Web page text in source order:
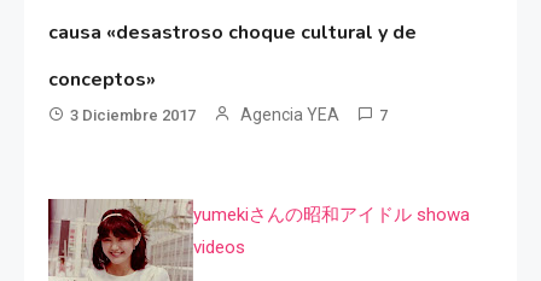
causa «desastroso choque cultural y de
conceptos»
3 Diciembre 2017 Agencia YEA 7
yumekiさんの昭和アイドル showa
videos